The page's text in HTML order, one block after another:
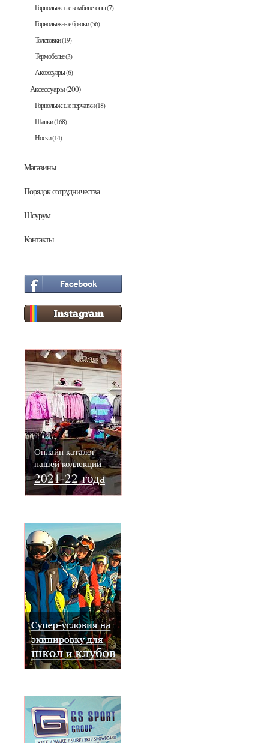
Горнолыжные комбинезоны(7)
Горнолыжные брюки(56)
Толстовки(19)
Термобелье(3)
Аксессуары(6)
Аксессуары(200)
Горнолыжные перчатки(18)
Шапки(168)
Носки(14)
Магазины
Порядок сотрудничества
Шоурум
Контакты
Онлайн каталог
нашей коллекции
2021-22 года